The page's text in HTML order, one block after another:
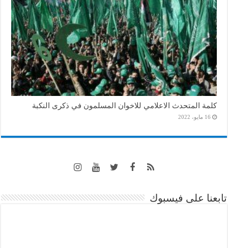
كلمة المتحدث الاعلامي للاخوان المسلمون في ذكرى النكبة
16 مايو، 2022
تابعنا على فيسبوك